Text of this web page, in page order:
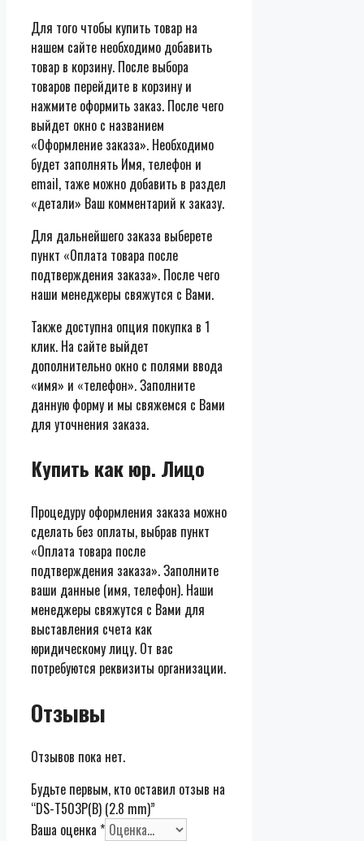
Для того чтобы купить товар на
нашем сайте необходимо добавить
товар в корзину. После выбора
товаров перейдите в корзину и
нажмите оформить заказ. После чего
выйдет окно с названием
«Оформление заказа». Необходимо
будет заполнять Имя, телефон и
email, таже можно добавить в раздел
«детали» Ваш комментарий к заказу.
Для дальнейшего заказа выберете
пункт «Оплата товара после
подтверждения заказа». После чего
наши менеджеры свяжутся с Вами.
Также доступна опция покупка в 1
клик. На сайте выйдет
дополнительно окно с полями ввода
«имя» и «телефон». Заполните
данную форму и мы свяжемся с Вами
для уточнения заказа.
Купить как юр. Лицо
Процедуру оформления заказа можно
сделать без оплаты, выбрав пункт
«Оплата товара после
подтверждения заказа». Заполните
ваши данные (имя, телефон). Наши
менеджеры свяжутся с Вами для
выставления счета как
юридическому лицу. От вас
потребуются реквизиты организации.
Отзывы
Отзывов пока нет.
Будьте первым, кто оставил отзыв на
“DS-T503P(B) (2.8 mm)”
Ваша оценка *